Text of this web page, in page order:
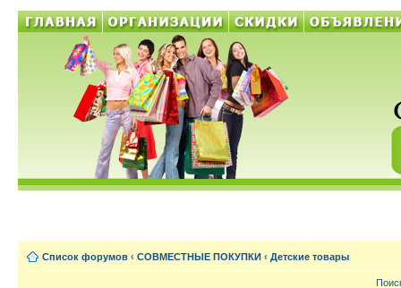
Список форумов ‹ СОВМЕСТНЫЕ ПОКУПКИ ‹ Детские товары